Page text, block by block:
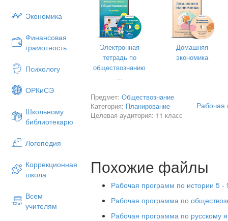
Экономика
Финансовая
грамотность
Психологу
ОРКиСЭ
Школьному
библиотекарю
Логопедия
Коррекционная
школа
Всем
учителям
Составитель: учитель обществознания
МБОУ СОШ №1
Рыбинского района
Ульянова Л.И.
Электронная
тетрадь по
обществознанию
...
Домашняя
экономика
Предмет:Обществознание
Категория: Планирование
Целевая аудитория: 11 класс
Рабочая
Похожие файлы
Рабочая программ по истории 5 -
Рабочая программа по
Рабочая программа по русскому